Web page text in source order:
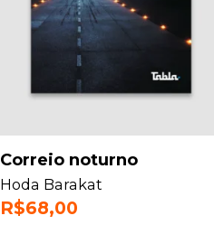
Correio noturno
Hoda Barakat
R$68,00